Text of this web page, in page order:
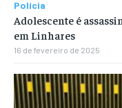
Polícia
Adolescente é
em Linhares
16 de fevereiro de 2025